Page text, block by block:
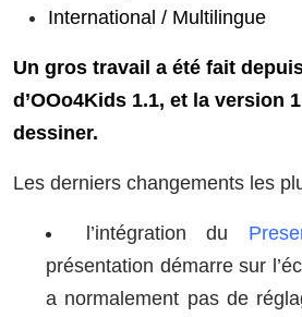
International / Multilingue
Un gros travail a été fait
d’OOo4Kids 1.1, et la version
dessiner.
Les derniers changements les
l’intégration du
présentation démarre sur
a normalement pas de